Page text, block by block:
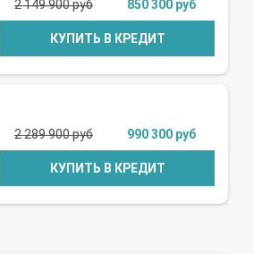
2 149 900 руб 850 300 руб
КУПИТЬ В КРЕДИТ
2 289 900 руб 990 300 руб
КУПИТЬ В КРЕДИТ